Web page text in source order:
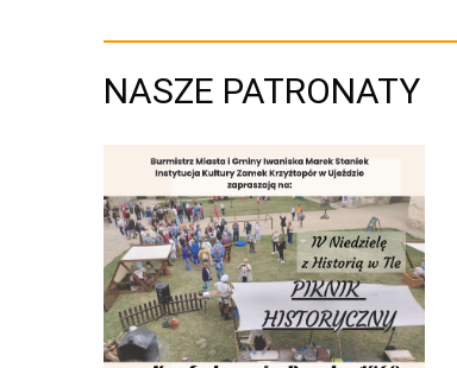
NASZE PATRONATY